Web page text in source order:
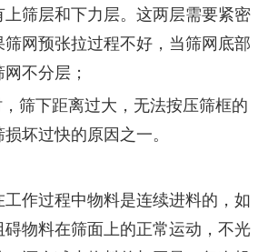
筛层和下力层。这两层需要紧密
网预张拉过程不好，当筛网底部
不分层；
下距离过大，无法按压筛框的
坏过快的原因之一。
作过程中物料是连续进料的，如
物料在筛面上的正常运动，不光